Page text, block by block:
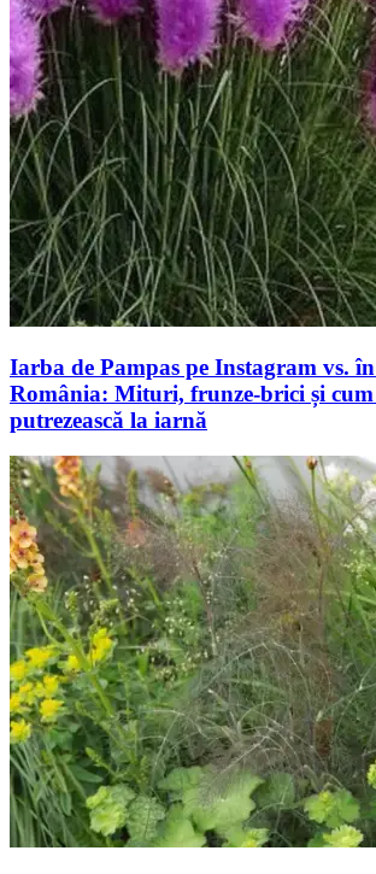
Iarba de Pampas pe Instagram vs.
România: Mituri, frunze-brici și cum
putrezească la iarnă